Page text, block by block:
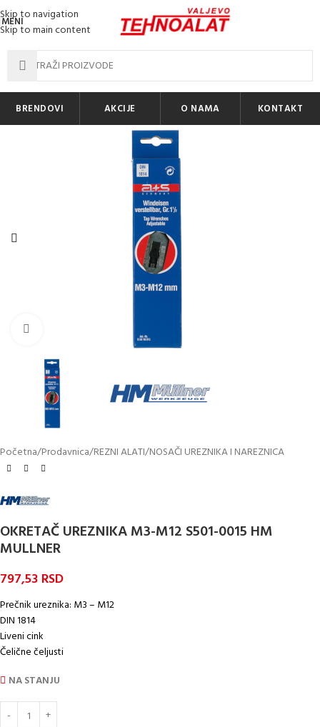
Skip to navigation
Skip to main content
MENI
BRENDOVI AKCIJE O NAMA KONTAKT
Početna/Prodavnica/REZNI ALATI/NOSAČI UREZNIKA I NAREZNICA
OKRETAČ UREZNIKA M3-M12 S501-0015 HM
MULLNER
797,53 RSD
Prečnik ureznika: M3 – M12
DIN 1814
Liveni cink
Čelične čeljusti
NA STANJU